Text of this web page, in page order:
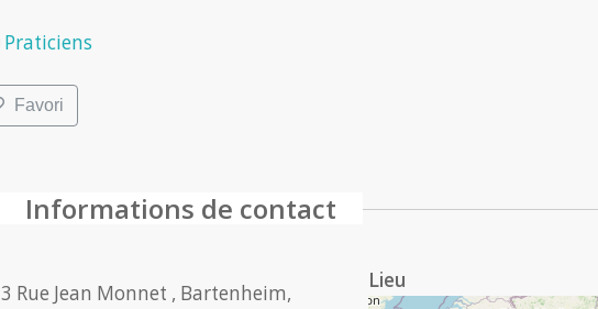
Praticiens
Favori
Informations de contact
3 Rue Jean Monnet , Bartenheim,
Lieu